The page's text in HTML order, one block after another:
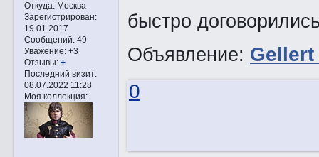
Откуда:Москва
Зарегистрирован:
19.01.2017
Сообщений:49
Уважение: +3
Отзывы: +
Последний визит:
08.07.2022 11:28
Моя коллекция:
быстро
Объявление: Gellert
0